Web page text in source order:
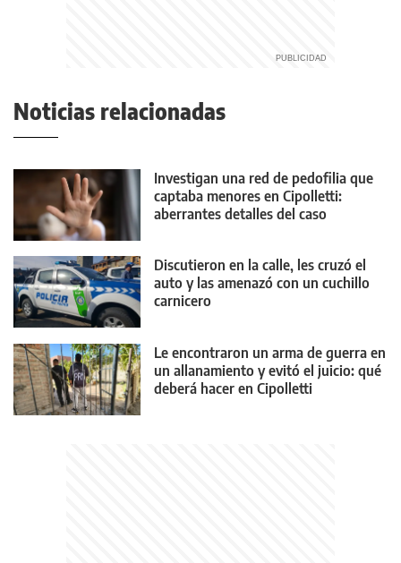
Noticias relacionadas
Investigan una red de pedofilia que
captaba menores en Cipolletti:
aberrantes detalles del caso
Discutieron en la calle, les cruzó el
auto y las amenazó con un cuchillo
carnicero
Le encontraron un arma de guerra en
un allanamiento y evitó el juicio: qué
deberá hacer en Cipolletti